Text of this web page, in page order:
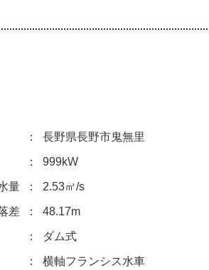
長野県長野市鬼無里
999kW
量 2.53㎥/s
差 48.17m
ダム式
横軸フランシス水車